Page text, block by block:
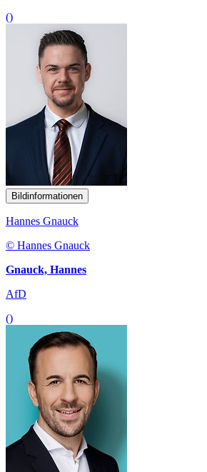
()
Bildinformationen
Hannes Gnauck
© Hannes Gnauck
Gnauck, Hannes
AfD
()